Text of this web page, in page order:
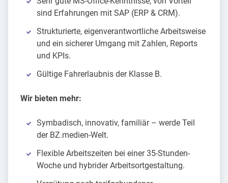
sind Erfahrungen mit SAP (ERP & CRM).
Strukturierte, eigenverantwortliche Arbeitsweise
und ein sicherer Umgang mit Zahlen, Reports
und KPIs.
Gültige Fahrerlaubnis der Klasse B.
Wir bieten mehr:
Symbadisch, innovativ, familiär – werde Teil
der BZ.medien-Welt.
Flexible Arbeitszeiten bei einer 35-Stunden-
Woche und hybrider Arbeitsortgestaltung.